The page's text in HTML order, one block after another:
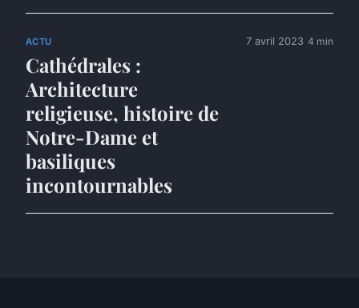
ACTU
Cathédrales :
Architecture
religieuse, histoire de
Notre-Dame et
basiliques
incontournables
7 avril 2023 4 min